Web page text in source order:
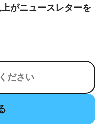
がニュースレターを